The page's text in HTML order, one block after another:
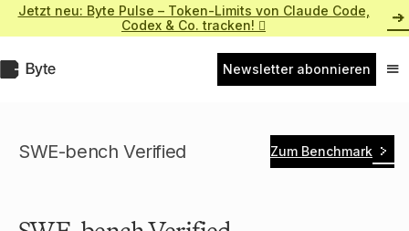
Zum
Inhalt
springen
Jetzt neu: Byte Pulse – Token-Limits von Claude Code,
Codex & Co. tracken! 
Byte.de Newsletter abonnieren
SWE-bench Verified Zum Benchmark